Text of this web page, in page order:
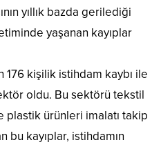
yıllık bazda gerilediği
yaşanan kayıplar
176 kişilik istihdam kaybı ile
oldu. Bu sektörü tekstil
plastik ürünleri imalatı takip
bu kayıplar, istihdamın